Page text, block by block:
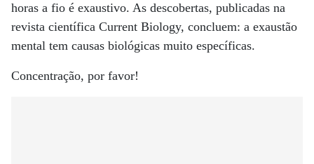
horas a fio é exaustivo. As descobertas, publicadas na
revista científica Current Biology, concluem: a exaustão
mental tem causas biológicas muito específicas.
Concentração, por favor!